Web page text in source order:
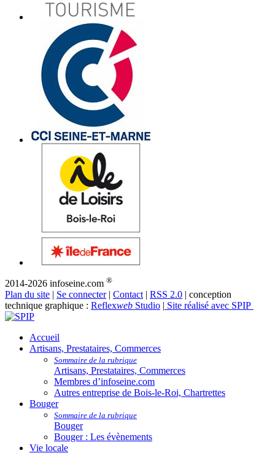
2014-2026 infoseine.com ®
Plan du site | Se connecter| Contact | RSS 2.0 | conception
technique graphique : Reflexweb Studio | Site réalisé avec SPIP
Accueil
Artisans, Prestataires, Commerces
Sommaire de la rubrique
Artisans, Prestataires, Commerces
Membres d’infoseine.com
Autres entreprise de Bois-le-Roi, Chartrettes
Bouger
Sommaire de la rubrique
Bouger
Bouger : Les évènements
Vie locale